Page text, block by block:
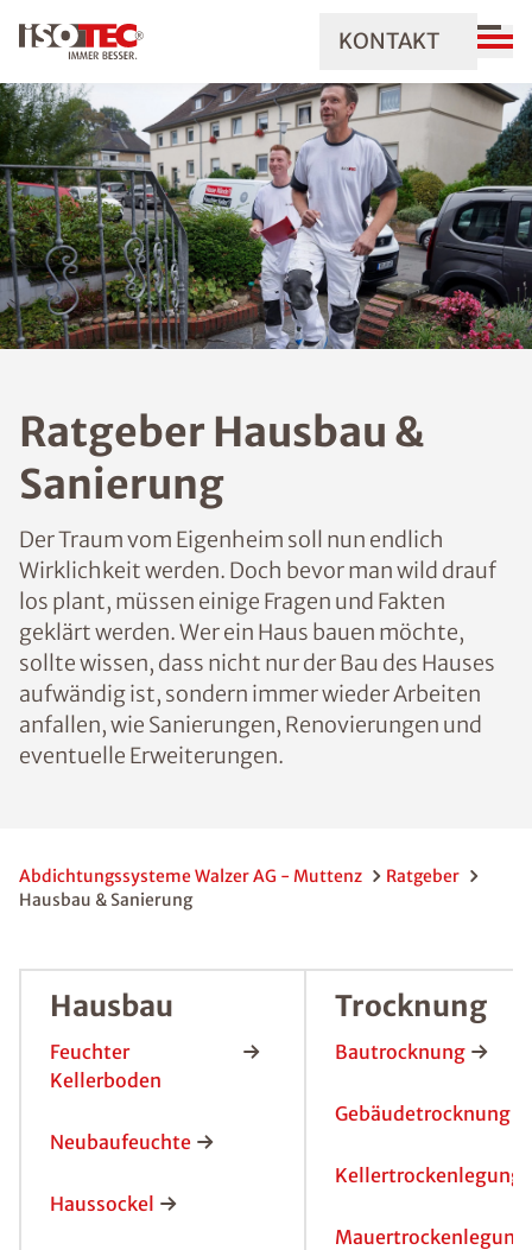
KONTAKT
Ratgeber Hausbau &
Sanierung
Der Traum vom Eigenheim soll nun endlich
Wirklichkeit werden. Doch bevor man wild drauf
los plant, müssen einige Fragen und Fakten
geklärt werden. Wer ein Haus bauen möchte,
sollte wissen, dass nicht nur der Bau des Hauses
aufwändig ist, sondern immer wieder Arbeiten
anfallen, wie Sanierungen, Renovierungen und
eventuelle Erweiterungen.
Abdichtungssysteme Walzer AG - Muttenz
Ratgeber
Hausbau & Sanierung
Hausbau
Feuchter
Kellerboden
Neubaufeuchte
Haussockel
Trocknung
Bautrocknung
Gebäudetrocknung
Kellertrockenlegung
Mauertrockenlegun